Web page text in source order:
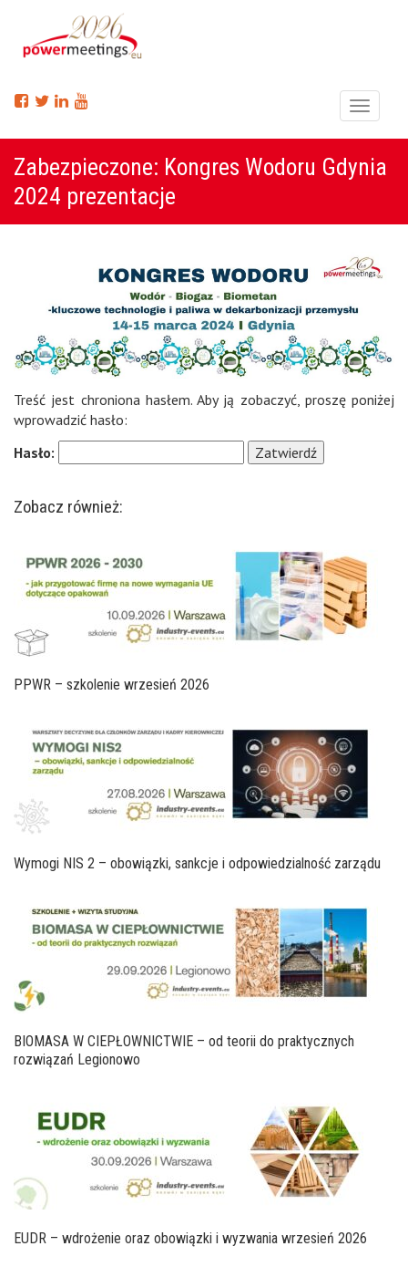
Menu
Zabezpieczone: Kongres Wodoru Gdynia
2024 prezentacje
Treść jest chroniona hasłem. Aby ją zobaczyć, proszę poniżej
wprowadzić hasło:
Hasło:
Zobacz również:
PPWR – szkolenie wrzesień 2026
Wymogi NIS 2 – obowiązki, sankcje i odpowiedzialność zarządu
BIOMASA W CIEPŁOWNICTWIE – od teorii do praktycznych
rozwiązań Legionowo
EUDR – wdrożenie oraz obowiązki i wyzwania wrzesień 2026